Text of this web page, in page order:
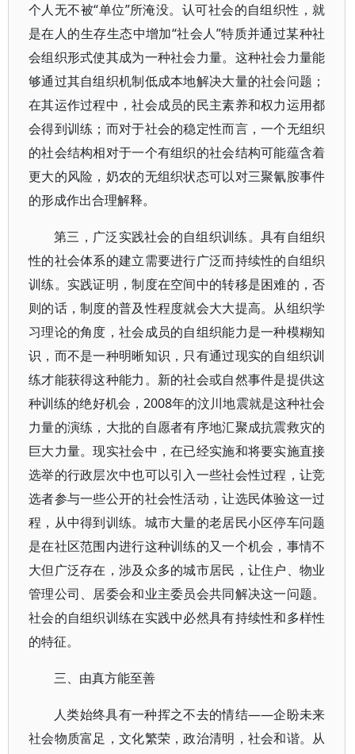
个人无不被“单位”所淹没。认可社会的自组织性，就
是在人的生存生态中增加“社会人”特质并通过某种社
会组织形式使其成为一种社会力量。这种社会力量能
够通过其自组织机制低成本地解决大量的社会问题；
在其运作过程中，社会成员的民主素养和权力运用都
会得到训练；而对于社会的稳定性而言，一个无组织
的社会结构相对于一个有组织的社会结构可能蕴含着
更大的风险，奶农的无组织状态可以对三聚氰胺事件
的形成作出合理解释。
第三，广泛实践社会的自组织训练。具有自组织
性的社会体系的建立需要进行广泛而持续性的自组织
训练。实践证明，制度在空间中的转移是困难的，否
则的话，制度的普及性程度就会大大提高。从组织学
习理论的角度，社会成员的自组织能力是一种模糊知
识，而不是一种明晰知识，只有通过现实的自组织训
练才能获得这种能力。新的社会或自然事件是提供这
种训练的绝好机会，2008年的汶川地震就是这种社会
力量的演练，大批的自愿者有序地汇聚成抗震救灾的
巨大力量。现实社会中，在已经实施和将要实施直接
选举的行政层次中也可以引入一些社会性过程，让竞
选者参与一些公开的社会性活动，让选民体验这一过
程，从中得到训练。城市大量的老居民小区停车问题
是在社区范围内进行这种训练的又一个机会，事情不
大但广泛存在，涉及众多的城市居民，让住户、物业
管理公司、居委会和业主委员会共同解决这一问题。
社会的自组织训练在实践中必然具有持续性和多样性
的特征。
三、由真方能至善
人类始终具有一种挥之不去的情结——企盼未来
社会物质富足，文化繁荣，政治清明，社会和谐。从